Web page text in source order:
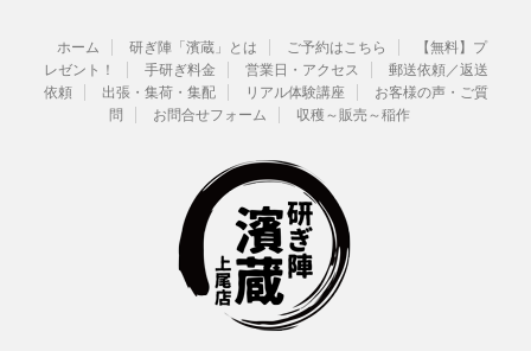
ホーム 研ぎ陣「濱蔵」とは ご予約はこちら
【無料】プ
レゼント！
手研ぎ料金 営業日・アクセス
郵送依頼／返送
依頼
出張・集荷・集配 リアル体験講座
お客様の声・ご質
問
お問合せフォーム 収穫～販売～稲作